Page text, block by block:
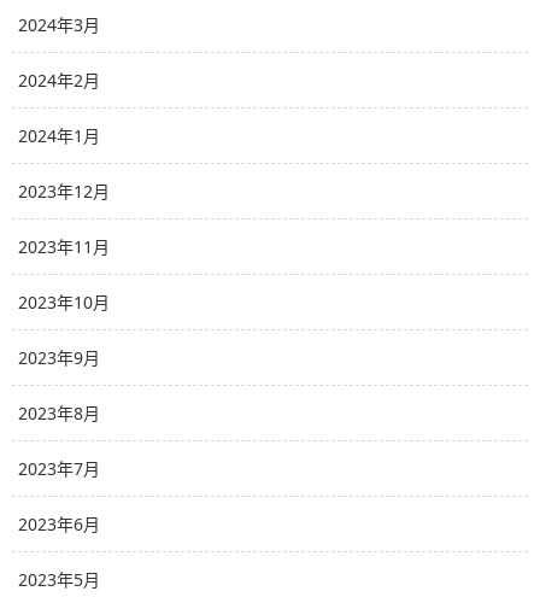
2024年3月
2024年2月
2024年1月
2023年12月
2023年11月
2023年10月
2023年9月
2023年8月
2023年7月
2023年6月
2023年5月